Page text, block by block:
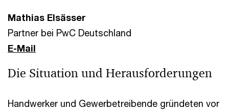
Mathias Elsässer
Partner bei PwC Deutschland
E-Mail
Die Situation und Herausforderungen
Handwerker und Gewerbetreibende gründeten vor